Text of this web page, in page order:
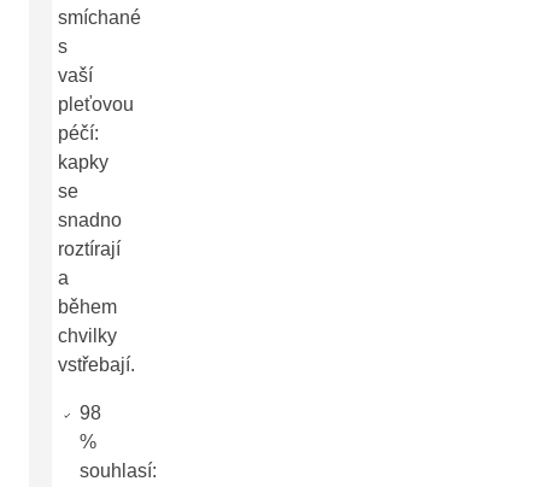
smíchané
s
vaší
pleťovou
péčí:
kapky
se
snadno
roztírají
a
během
chvilky
vstřebají.
98
%
souhlasí: